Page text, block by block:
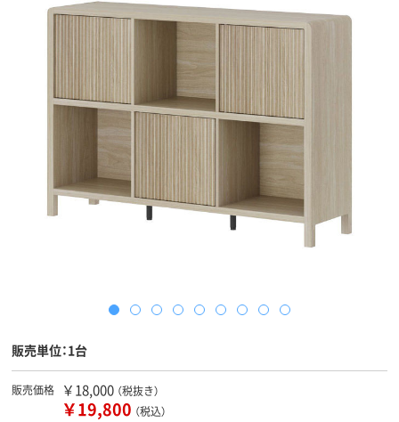
販売単位：1台
販売価格 ￥18,000 （税抜き）
￥19,800 （税込）